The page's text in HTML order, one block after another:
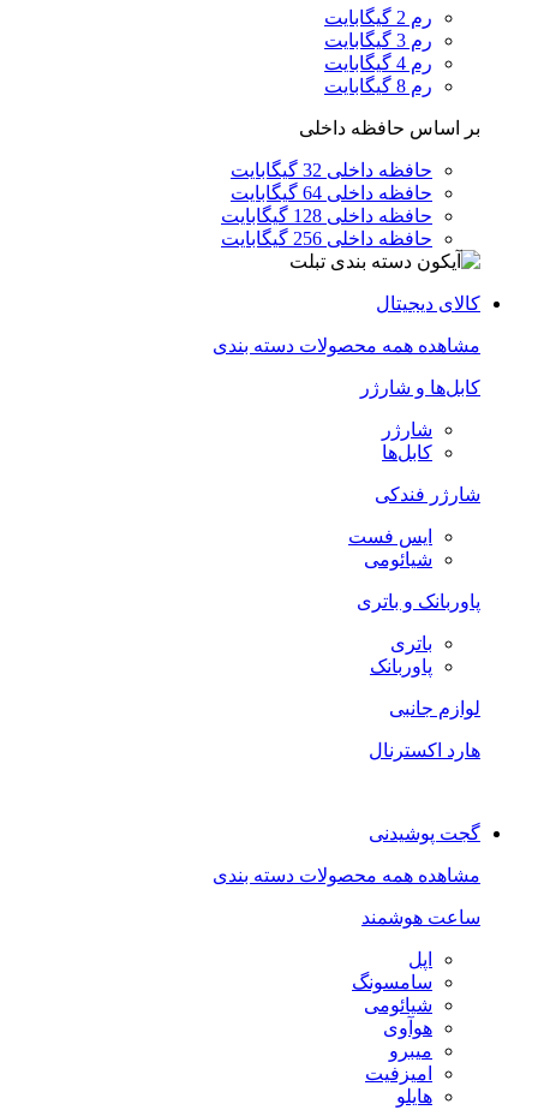
رم 2 گیگابایت
رم 3 گیگابایت
رم 4 گیگابایت
رم 8 گیگابایت
بر اساس حافظه داخلی
حافظه داخلی 32 گیگابایت
حافظه داخلی 64 گیگابایت
حافظه داخلی 128 گیگابایت
حافظه داخلی 256 گیگابایت
کالای دیجیتال
مشاهده همه محصولات دسته بندی
کابل‌ها و شارژر
شارژر
کابل‌ها
شارژر فندکی
ایس فست
شیائومی
پاوربانک و باتری
باتری
پاوربانک
لوازم جانبی
هارد اکسترنال
گجت پوشیدنی
مشاهده همه محصولات دسته بندی
ساعت هوشمند
اپل
سامسونگ
شیائومی
هوآوی
میبرو
امیزفیت
هایلو